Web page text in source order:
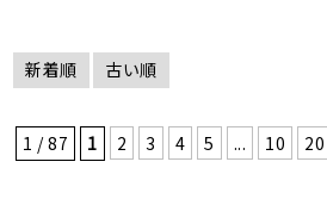
新着順 古い順
1 / 87 1 2 3 4 5 ... 10 20